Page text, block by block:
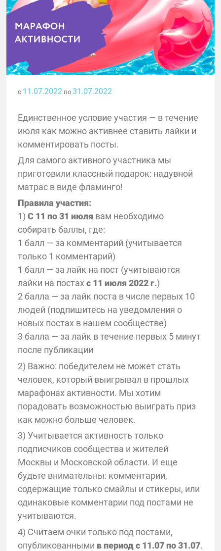
с 11.07.2022 по 31.07.2022
Единственное условие участия — в течение
июля как можно активнее ставить лайки и
комментировать посты.
Для самого активного участника мы
приготовили классный подарок: надувной
матрас в виде фламинго!
Правила участия:
1) С 11 по 31 июля вам необходимо
собирать баллы, где:
1 балл — за комментарий (учитывается
только 1 комментарий)
1 балл — за лайк на пост (учитываются
лайки на постахс 11 июля 2022 г.)
2 балла — за лайк поста в числе первых 10
людей (подпишитесь на уведомления о
новых постах в нашем сообществе)
3 балла — за лайк в течение первых 5 минут
после публикации
2) Важно: победителем не может стать
человек, который выигрывал в прошлых
марафонах активности. Мы хотим
порадовать возможностью выиграть приз
как можно больше человек.
3) Учитывается активность только
подписчиков сообщества и жителей
Москвы и Московской области. И еще
будьте внимательны: комментарии,
содержащие только смайлы и стикеры, или
одинаковые комментарии под постами не
учитываются.
4) Считаем очки только под постами,
опубликованными в период с 11.07 по 31.07.